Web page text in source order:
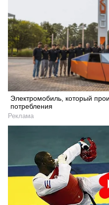
Электромобиль, который
потребления
Реклама